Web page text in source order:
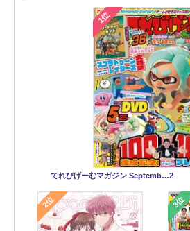
1位
てれびげーむマガジン Septemb…2
2位 3位